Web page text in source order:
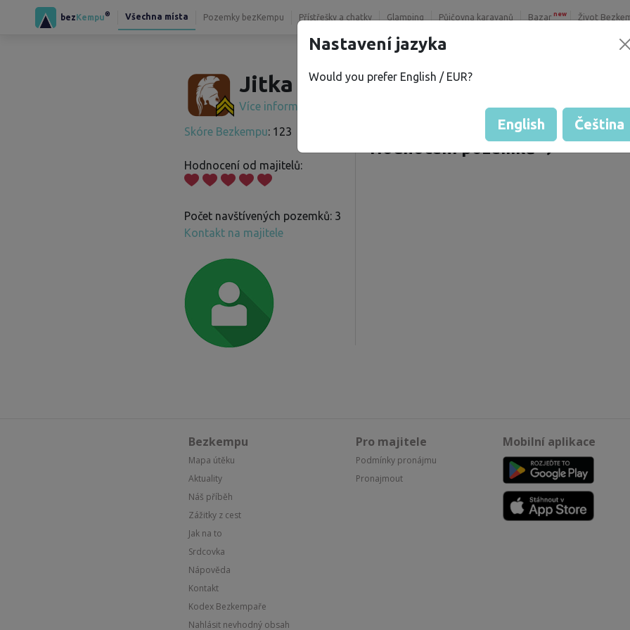
bezKempu® Všechna místa Pozemky bezKempu Přístřešky a chatky Glamping Půjčovna karavanů Bazar new Život
Jitka Š.
Více informací
Skóre Bezkempu: 123
Hodnocení od majitelů:
Počet navštívených pozemků: 3
Kontakt na majitele
Hodnocení hosta od majitelů
Hodnocení pozemků
Bezkempu
Mapa útěku
Aktuality
Náš příběh
Zážitky z cest
Jak na to
Srdcovka
Nápověda
Kontakt
Kodex Bezkempaře
Nahlásit nevhodný obsah
Pro majitele
Podmínky pronájmu
Pronajmout
Mobilní aplikace
Nastavení jazyka
Would you prefer English / EUR?
English Čeština